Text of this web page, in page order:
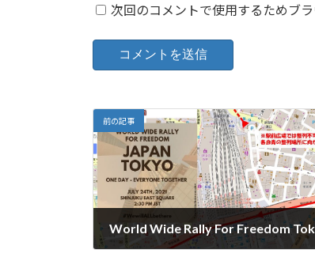
次回のコメントで使用するためブ
前の記事